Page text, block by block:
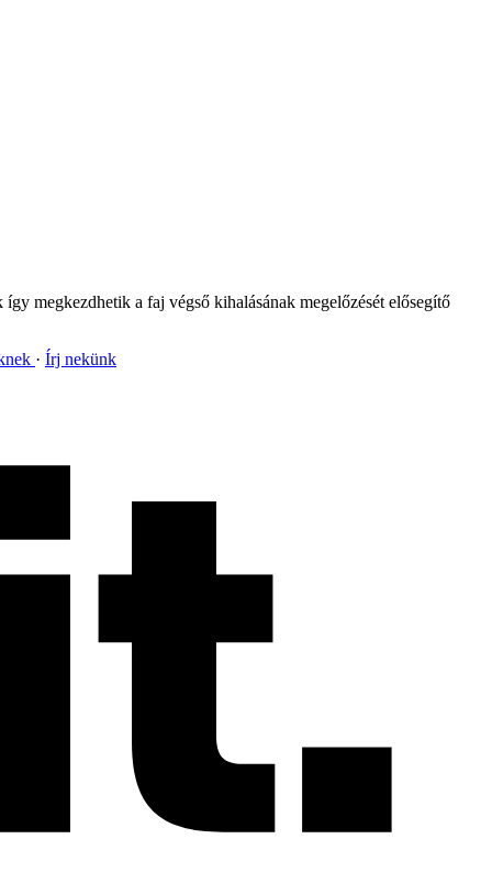
megkezdhetik a faj végső kihalásának megelőzését elősegítő
Írj nekünk